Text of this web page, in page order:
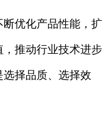
优化产品性能，扩
推动行业技术进步
择品质、选择效